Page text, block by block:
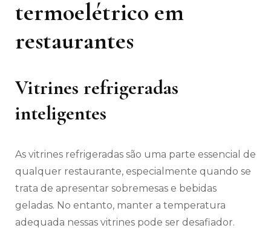
termoelétrico em
restaurantes
Vitrines refrigeradas
inteligentes
As vitrines refrigeradas são uma parte essencial de
qualquer restaurante, especialmente quando se
trata de apresentar sobremesas e bebidas
geladas. No entanto, manter a temperatura
adequada nessas vitrines pode ser desafiador.